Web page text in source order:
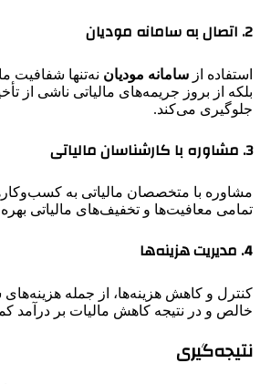
2. اتصال به سامانه مودیان
استفاده از سامانه مودیان نه‌تنها شفافیت
بلکه از بروز جریمه‌های مالیاتی ناشی از
جلوگیری می‌کند.
3. مشاوره با کارشناسان مالیاتی
مشاوره با متخصصان مالیاتی به
تمامی معافیت‌ها و تخفیف‌های مالیاتی
4. مدیریت هزینه‌ها
کنترل و کاهش هزینه‌ها، از جمله
خالص و در نتیجه کاهش مالیات بر درآمد
نتیجه‌گیری